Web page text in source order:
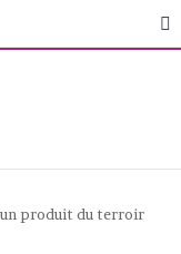
un produit du terroir